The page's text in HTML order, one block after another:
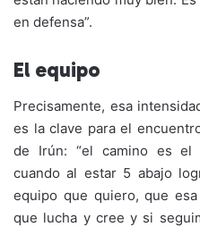
en defensa”.
El equipo
Precisamente, esa
es la clave para el
de Irún: “el camino es el
cuando al estar 5 abajo
equipo que quiero, que
que lucha y cree y si